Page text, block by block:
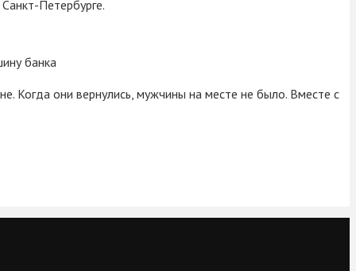
Петербурге.
банка
Когда они вернулись, мужчины на месте не было. Вместе с